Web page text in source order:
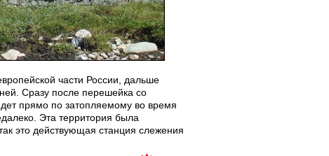
части России, дальше
Сразу после перешейка со
прямо по затопляемому во время
Эта территория была
это действующая станция слежения